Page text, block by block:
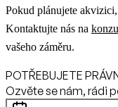
Pokud plánujete
Kontaktujte nás na
vašeho záměru.
POTŘEBUJETE
Ozvěte se nám, rádi